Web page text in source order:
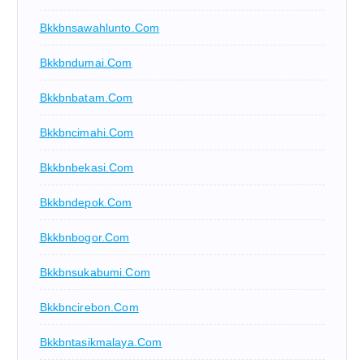
Bkkbnsawahlunto.com
Bkkbndumai.com
Bkkbnbatam.com
Bkkbncimahi.com
Bkkbnbekasi.com
Bkkbndepok.com
Bkkbnbogor.com
Bkkbnsukabumi.com
Bkkbncirebon.com
Bkkbntasikmalaya.com